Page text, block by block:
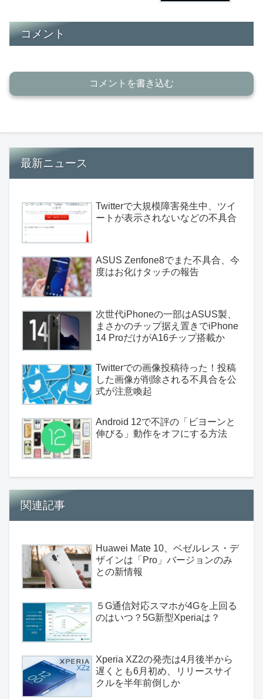
コメント
コメントを書き込む
最新ニュース
Twitterで大規模障害発生中、ツイ
ートが表示されないなどの不具合
ASUS Zenfone8でまた不具合、今
度はお化けタッチの報告
次世代iPhoneの一部はASUS製、
まさかのチップ据え置きでiPhone
14 ProだけがA16チップ搭載か
Twitterでの画像投稿待った！投稿
した画像が削除される不具合を公
式が注意喚起
Android 12で不評の「ビヨーンと
伸びる」動作をオフにする方法
関連記事
Huawei Mate 10、ベゼルレス・デ
ザインは「Pro」バージョンのみ
との新情報
５G通信対応スマホが4Gを上回る
のはいつ？5G新型Xperiaは？
Xperia XZ2の発売は4月後半から
遅くとも6月初め、リリースサイ
クルを半年前倒しか